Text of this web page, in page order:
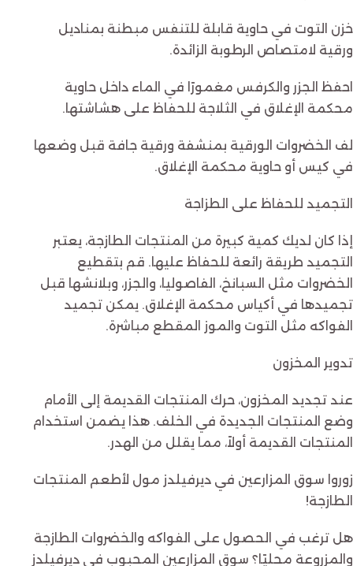
خزن التوت في حاوية قابلة للتنفس مبطنة بمناديل
ورقية لامتصاص الرطوبة الزائدة.
احفظ الجزر والكرفس مغمورًا في الماء داخل حاوية
محكمة الإغلاق في الثلاجة للحفاظ على هشاشتها.
لف الخضروات الورقية بمنشفة ورقية جافة قبل وضعها
في كيس أو حاوية محكمة الإغلاق.
التجميد للحفاظ على الطزاجة
إذا كان لديك كمية كبيرة من المنتجات الطازجة، يعتبر
التجميد طريقة رائعة للحفاظ عليها. قم بتقطيع
الخضروات مثل السبانخ، الفاصوليا، والجزر، وبلانشها قبل
تجميدها في أكياس محكمة الإغلاق. يمكن تجميد
الفواكه مثل التوت والموز المقطع مباشرة.
تدوير المخزون
عند تجديد المخزون، حرك المنتجات القديمة إلى الأمام
وضع المنتجات الجديدة في الخلف. هذا يضمن استخدام
المنتجات القديمة أولاً، مما يقلل من الهدر.
زوروا سوق المزارعين في ديرفيلدز مول لأطعم المنتجات
الطازجة!
هل ترغب في الحصول على الفواكه والخضروات الطازجة
والمزروعة محليًا؟ سوق المزارعين المحبوب في ديرفيلدز